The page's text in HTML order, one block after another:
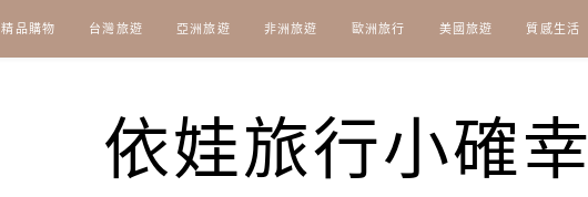
精品購物 台灣旅遊 亞洲旅遊 非洲旅遊 歐洲旅行 美國旅遊 質感生活
依娃旅行小確幸